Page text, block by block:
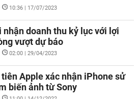
10:36 | 17/07/2023
nhận doanh thu kỷ lục với lợi
vượt dự báo
02:00 | 29/04/2023
Apple xác nhận iPhone sử
biến ảnh từ Sony